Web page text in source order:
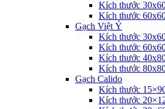
Kích thước
Kích thước
Gạch Việt Ý
Kích thước
Kích thước
Kích thước
Kích thước
Gạch Calido
Kích thước
Kích thước